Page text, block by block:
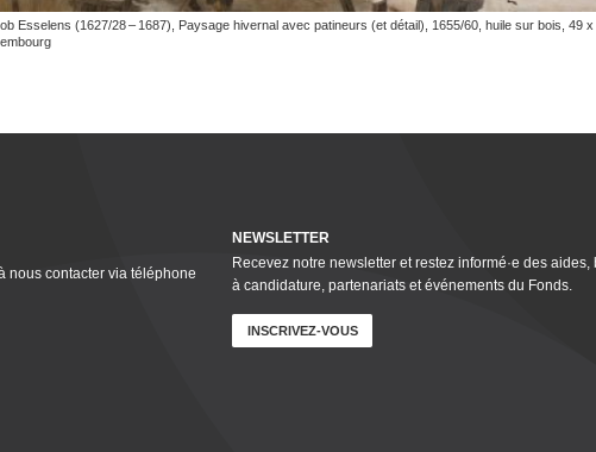
Esselens (1627/28 – 1687), Paysage hivernal avec patineurs (et détail), 1655/60, huile sur bois, 49
nous contacter via téléphone
NEWSLETTER
Recevez notre newsletter et restez informé·e des
à candidature, parte­nar­i­ats et événements du Fonds.
INSCRIVEZ-VOUS